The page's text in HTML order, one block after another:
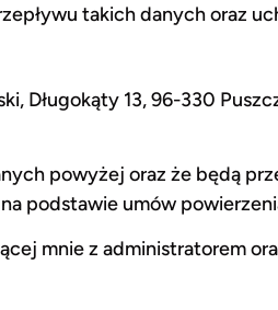
takich danych oraz
Długokąty 13, 96-330
powyżej oraz że będą
podstawie umów
mnie z administratorem